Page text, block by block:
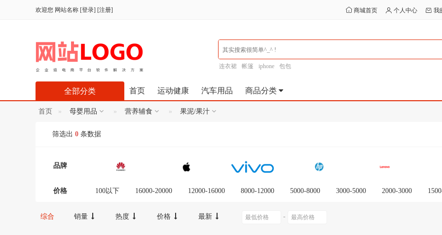
欢迎您 网站名称 [登录] [注册] 商城首页 个人中心 我
连衣裙 帐篷 iphone 包包
首页 运动健康 汽车用品 商品分类
全部分类
首页 母婴用品 营养辅食 果泥/果汁
筛选出 0 条数据
品牌
价格 100以下 16000-20000 12000-16000 8000-12000 5000-8000 3000-5000 2000-3000
综合 销量 热度 价格 最新 -